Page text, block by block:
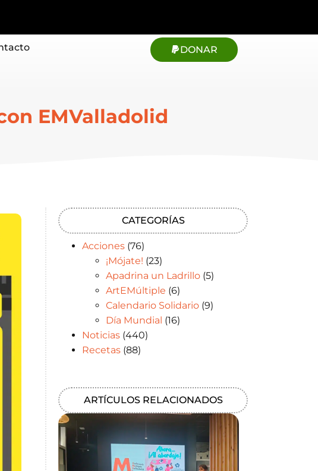
DONAR
EMValladolid
CATEGORÍAS
Acciones(76)
¡Mójate! (23)
Apadrina un Ladrillo(5)
ArtEMúltiple (6)
Calendario Solidario(9)
Día Mundial (16)
Noticias(440)
Recetas(88)
ARTÍCULOS RELACIONADOS